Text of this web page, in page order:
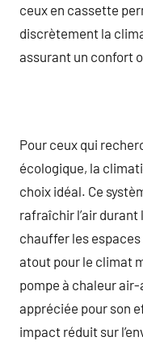
ceux en cassette
discrètement la
assurant un confort
Pour ceux qui
écologique, la
choix idéal. Ce
rafraîchir l’air durant
chauffer les
atout pour le climat
pompe à chaleur
appréciée pour son
impact réduit sur